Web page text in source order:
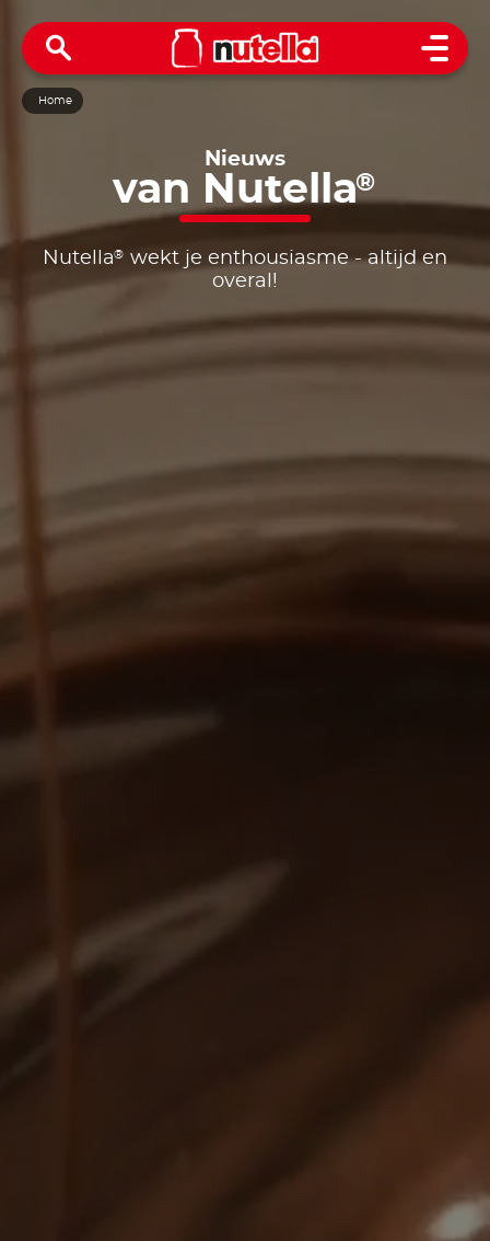
Open
Home
Nieuws
van Nutella®
Nutella® wekt je enthousiasme - altijd en
overal!